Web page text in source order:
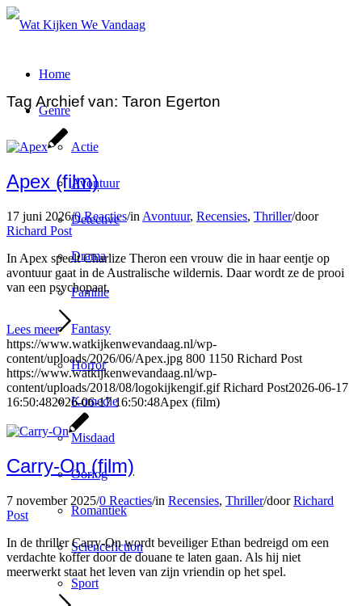
Home
Genre
Actie
Avontuur
Detective
Drama
Familie
Fantasy
Horror
Komedie
Misdaad
Oorlog
Romantiek
Sciencefiction
Sport
Tag Archief van: Taron Egerton
Apex (film)
17 juni 2026/0 Reacties/in Avontuur, Recensies, Thriller/door
Richard Post
In Apex speelt Charlize Theron een vrouw die in haar eentje op
avontuur gaat in de Australische wildernis. Daar wordt ze de prooi
van een psychopaat.
Lees meer
https://www.watkijkenwevandaag.nl/wp-
content/uploads/2026/06/Apex.jpg 800 1150 Richard Post
https://www.watkijkenwevandaag.nl/wp-
content/uploads/2018/08/logokijkengif.gif Richard Post2026-06-17
16:50:482026-06-17 16:50:48Apex (film)
Carry-On (film)
7 november 2025/0 Reacties/in Recensies, Thriller/doorRichard
Post
In de thriller Carry-On wordt beveiliger Ethan bedreigd om een
verdachte koffer door de douane te laten gaan. Als hij niet
meerwerkt staat het leven van zijn vriendin op het spel.